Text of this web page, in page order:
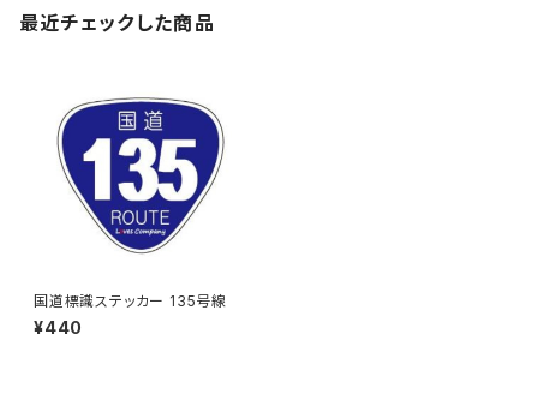
最近チェックした商品
国道標識ステッカー 135号線
¥440